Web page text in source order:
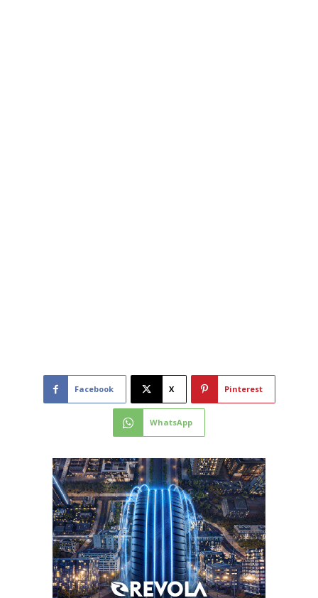
Facebook X Pinterest
WhatsApp